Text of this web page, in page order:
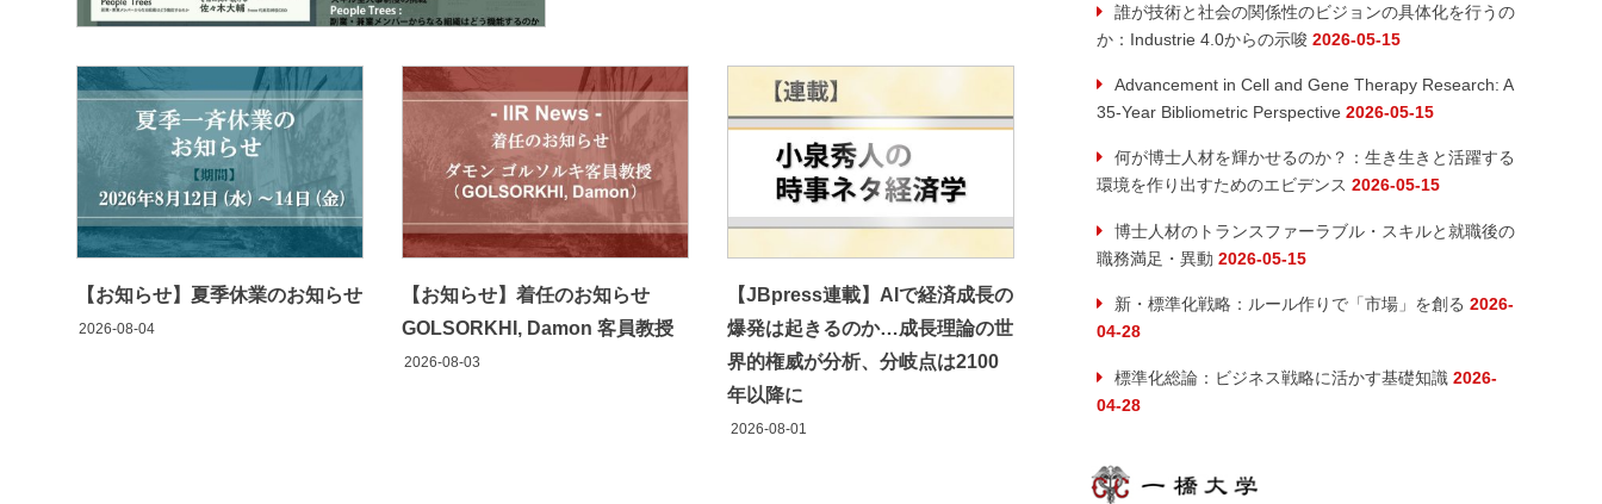
【お知らせ】夏季休業のお知らせ
2026-08-04
【お知らせ】着任のお知らせ
GOLSORKHI, Damon 客員教授
2026-08-03
【JBpress連載】AIで経済成長の
爆発は起きるのか…成長理論の世
界的権威が分析、分岐点は2100
年以降に
2026-08-01
誰が技術と社会の関係性のビジョンの具体化を行うの
か：Industrie 4.0からの示唆 2026-05-15
Advancement in Cell and Gene Therapy Research: A
35-Year Bibliometric Perspective 2026-05-15
何が博士人材を輝かせるのか？：生き生きと活躍する
環境を作り出すためのエビデンス 2026-05-15
博士人材のトランスファーラブル・スキルと就職後の
職務満足・異動 2026-05-15
新・標準化戦略：ルール作りで「市場」を創る 2026-
04-28
標準化総論：ビジネス戦略に活かす基礎知識 2026-
04-28